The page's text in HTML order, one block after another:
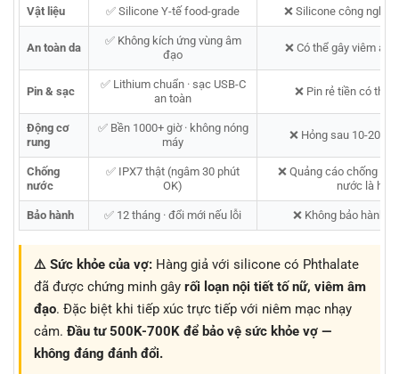
Vật liệu ✅ Silicone Y-tế food-grade ❌ Silicone công
An toàn da
✅ Không kích ứng vùng âm
đạo
❌ Có thể gây viêm
Pin & sạc
✅ Lithium chuẩn · sạc USB-C
an toàn
❌ Pin rẻ tiền có thể
Động cơ
rung
✅ Bền 1000+ giờ · không nóng
máy
❌ Hỏng sau 10-20
Chống
nước
✅ IPX7 thật (ngâm 30 phút
OK)
❌ Quảng cáo chống
nước là
Bảo hành ✅ 12 tháng · đổi mới nếu lỗi ❌ Không bảo hành,
⚠️ Sức khỏe của vợ: Hàng giả với silicone có Phthalate
đã được chứng minh gây rối loạn nội tiết tố nữ, viêm âm
đạo. Đặc biệt khi tiếp xúc trực tiếp với niêm mạc nhạy
cảm. Đầu tư 500K-700K để bảo vệ sức khỏe vợ —
không đáng đánh đổi.